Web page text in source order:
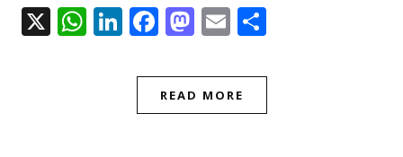
X WhatsApp
LinkedIn
Facebook
Mastodon
Email
READ MORE